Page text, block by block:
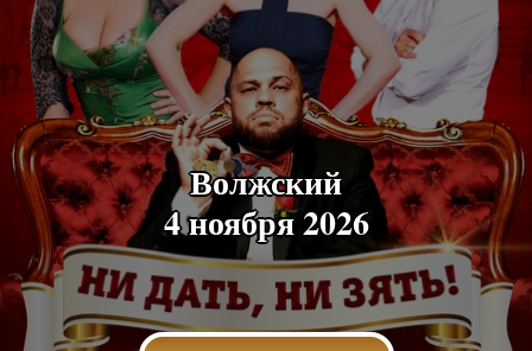
Волжский
4 ноября 2026